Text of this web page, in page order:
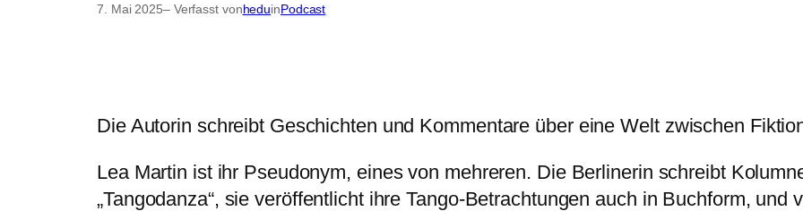
7. Mai 2025– Verfasst vonheduinPodcast
Die Autorin schreibt Geschichten und Kommentare über eine Welt zwischen
Lea Martin ist ihr Pseudonym, eines von mehreren. Die Berlinerin schreibt
„Tangodanza“, sie veröffentlicht ihre Tango-Betrachtungen auch in Buchform,